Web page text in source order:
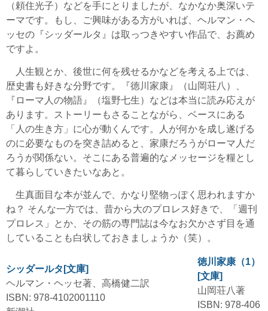
（頼住光子）などを手にとりましたが、なかなか奥深いテ
ーマです。もし、ご興味がある方がいれば、ヘルマン・ヘ
ッセの『シッダールタ』は取っつきやすい作品で、お薦め
ですよ。
人生観とか、後世に何を残せるかなどを考える上では、
歴史書も好きな分野です。『徳川家康』（山岡荘八）、
『ローマ人の物語』（塩野七生）などは本当に読み応えが
あります。ストーリーもさることながら、ベースにある
「人の生き方」に心が動くんです。人が何かを成し遂げる
のに必要なものを突き詰めると、家康だろうがローマ人だ
ろうが関係ない。そこにある普遍的なメッセージを糧とし
て暮らしていきたいなあと。
生真面目な本が並んで、かなり堅物っぽく思われますか
ね？ そんな一方では、昔から大のプロレス好きで、「週刊
プロレス」とか、その筋の専門誌は今なお欠かさず目を通
していることも白状しておきましょうか（笑）。
シッダールタ[文庫]
ヘルマン・ヘッセ著、高橋健二訳
ISBN: 978-4102001110
徳川家康（1）
[文庫]
山岡荘八著
ISBN: 978-406